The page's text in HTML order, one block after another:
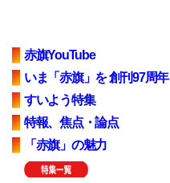
赤旗YouTube
いま「赤旗」を 創刊97周年
すいよう特集
特報、焦点・論点
「赤旗」の魅力